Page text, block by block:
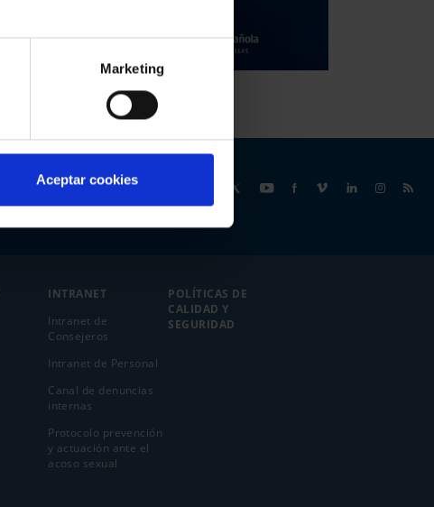
Marketing
Aceptar cookies
INTRANET
Intranet de
Consejeros
Intranet de Personal
Canal de denuncias
internas
Protocolo prevención
y actuación ante el
acoso sexual
POLÍTICAS DE
CALIDAD Y
SEGURIDAD